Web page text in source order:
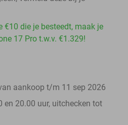
€10 die je besteedt, maak je
17 Pro t.w.v. €1.329!
aankoop t/m 11 sep 2026
en 20.00 uur, uitchecken tot